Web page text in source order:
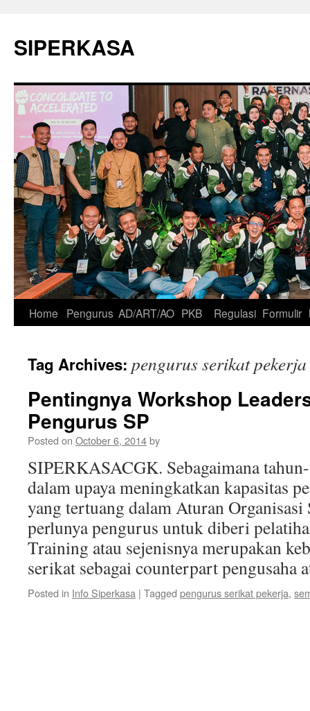
SIPERKASA
Skip
content
Home Pengurus AD/ART/AO PKB Regulasi Formulir
Tag Archives: pengurus serikat pekerja
Pentingnya Workshop
Pengurus SP
Posted on October 6, 2014by
SIPERKASACGK. Sebagaimana
dalam upaya meningkatkan kapasitas
yang tertuang dalam Aturan Organisasi
perlunya pengurus untuk diberi
Training atau sejenisnya merupakan
serikat sebagai counterpart pengusaha
Posted in Info Siperkasa | Tagged pengurus serikat pekerja,